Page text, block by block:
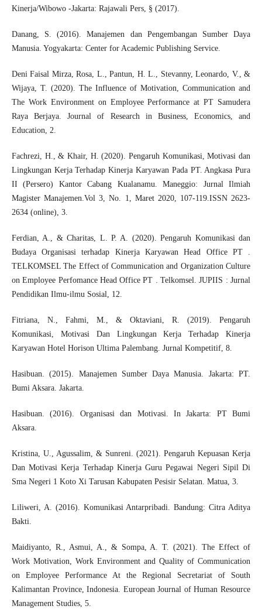
Kinerja/Wibowo -Jakarta: Rajawali Pers, § (2017).
Danang, S. (2016). Manajemen dan Pengembangan Sumber Daya
Manusia. Yogyakarta: Center for Academic Publishing Service.
Deni Faisal Mirza, Rosa, L., Pantun, H. L., Stevanny, Leonardo, V., &
Wijaya, T. (2020). The Influence of Motivation, Communication and
The Work Environment on Employee Performance at PT Samudera
Raya Berjaya. Journal of Research in Business, Economics, and
Education, 2.
Fachrezi, H., & Khair, H. (2020). Pengaruh Komunikasi, Motivasi dan
Lingkungan Kerja Terhadap Kinerja Karyawan Pada PT. Angkasa Pura
II (Persero) Kantor Cabang Kualanamu. Maneggio: Jurnal Ilmiah
Magister Manajemen.Vol 3, No. 1, Maret 2020, 107-119.ISSN 2623-
2634 (online), 3.
Ferdian, A., & Charitas, L. P. A. (2020). Pengaruh Komunikasi dan
Budaya Organisasi terhadap Kinerja Karyawan Head Office PT .
TELKOMSEL The Effect of Communication and Organization Culture
on Employee Perfomance Head Office PT . Telkomsel. JUPIIS : Jurnal
Pendidikan Ilmu-ilmu Sosial, 12.
Fitriana, N., Fahmi, M., & Oktaviani, R. (2019). Pengaruh
Komunikasi, Motivasi Dan Lingkungan Kerja Terhadap Kinerja
Karyawan Hotel Horison Ultima Palembang. Jurnal Kompetitif, 8.
Hasibuan. (2015). Manajemen Sumber Daya Manusia. Jakarta: PT.
Bumi Aksara. Jakarta.
Hasibuan. (2016). Organisasi dan Motivasi. In Jakarta: PT Bumi
Aksara.
Kristina, U., Agussalim, & Sunreni. (2021). Pengaruh Kepuasan Kerja
Dan Motivasi Kerja Terhadap Kinerja Guru Pegawai Negeri Sipil Di
Sma Negeri 1 Koto Xi Tarusan Kabupaten Pesisir Selatan. Matua, 3.
Liliweri, A. (2016). Komunikasi Antarpribadi. Bandung: Citra Aditya
Bakti.
Maidiyanto, R., Asmui, A., & Sompa, A. T. (2021). The Effect of
Work Motivation, Work Environment and Quality of Communication
on Employee Performance At the Regional Secretariat of South
Kalimantan Province, Indonesia. European Journal of Human Resource
Management Studies, 5.